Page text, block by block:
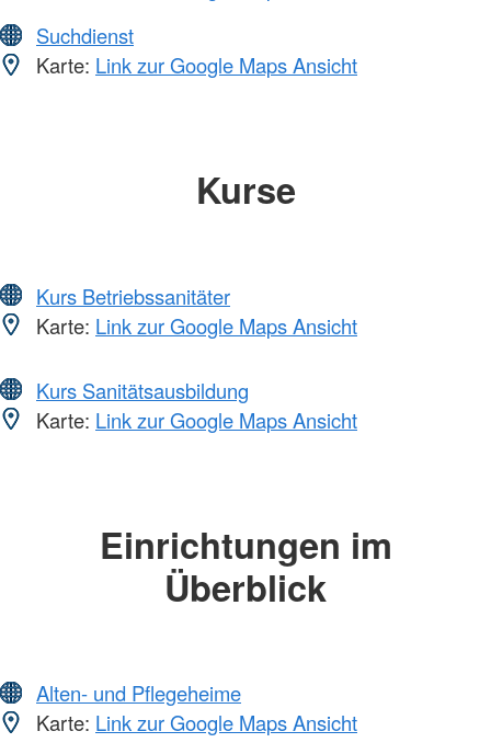
Suchdienst
Karte: Link zur Google Maps Ansicht
Kurse
Kurs Betriebssanitäter
Karte: Link zur Google Maps Ansicht
Kurs Sanitätsausbildung
Karte: Link zur Google Maps Ansicht
Einrichtungen im
Überblick
Alten- und Pflegeheime
Karte: Link zur Google Maps Ansicht